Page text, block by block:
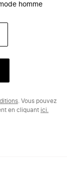
homme
. Vous pouvez
en cliquant ici.